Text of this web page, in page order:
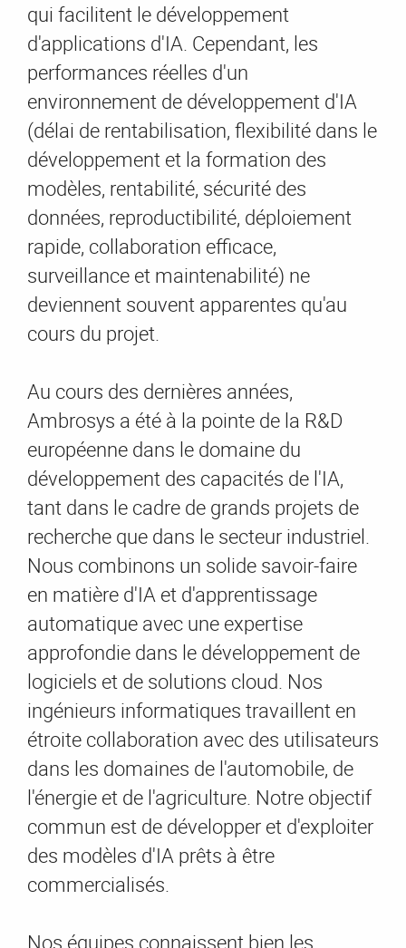
qui facilitent le développement
d'applications d'IA. Cependant, les
performances réelles d'un
environnement de développement d'IA
(délai de rentabilisation, flexibilité dans le
développement et la formation des
modèles, rentabilité, sécurité des
données, reproductibilité, déploiement
rapide, collaboration efficace,
surveillance et maintenabilité) ne
deviennent souvent apparentes qu'au
cours du projet.
Au cours des dernières années,
Ambrosys a été à la pointe de la R&D
européenne dans le domaine du
développement des capacités de l'IA,
tant dans le cadre de grands projets de
recherche que dans le secteur industriel.
Nous combinons un solide savoir-faire
en matière d'IA et d'apprentissage
automatique avec une expertise
approfondie dans le développement de
logiciels et de solutions cloud. Nos
ingénieurs informatiques travaillent en
étroite collaboration avec des utilisateurs
dans les domaines de l'automobile, de
l'énergie et de l'agriculture. Notre objectif
commun est de développer et d'exploiter
des modèles d'IA prêts à être
commercialisés.
Nos équipes connaissent bien les